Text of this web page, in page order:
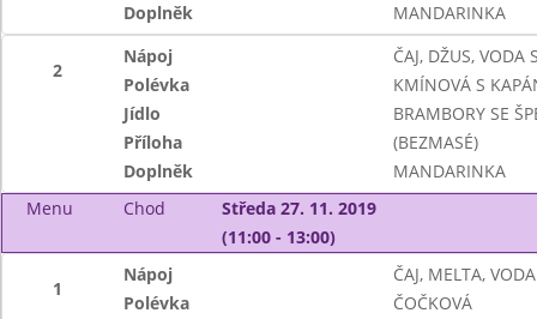
Doplněk
MANDARINKA
2
Nápoj
ČAJ, DŽUS, VODA
Polévka
KMÍNOVÁ S
Jídlo
BRAMBORY SE
Příloha
(BEZMASÉ)
Doplněk
MANDARINKA
Menu
Chod
Středa 27. 11. 2019
(11:00 - 13:00)
1
Nápoj
ČAJ, MELTA, VODA
Polévka
ČOČKOVÁ